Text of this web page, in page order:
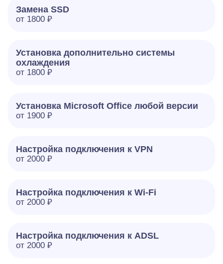
Замена SSD
от 1800 ₽
Установка дополнительно системы
охлаждения
от 1800 ₽
Установка Microsoft Office любой версии
от 1900 ₽
Настройка подключения к VPN
от 2000 ₽
Настройка подключения к Wi-Fi
от 2000 ₽
Настройка подключения к ADSL
от 2000 ₽